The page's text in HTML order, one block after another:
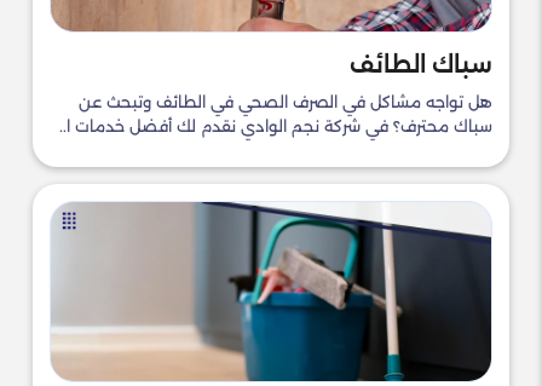
سباك الطائف​
هل تواجه مشاكل في الصرف الصحي في الطائف وتبحث عن
سباك محترف؟ في شركة نجم الوادي نقدم لك أفضل خدمات ا..